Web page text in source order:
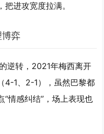
进攻宽度拉满。
博弈
逆转，2021年梅西离开
4-1、2-1），虽然巴黎都
情感纠结”，场上表现也